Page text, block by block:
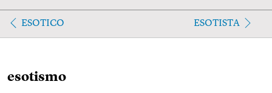
ESOTICO ESOTISTA
esotismo